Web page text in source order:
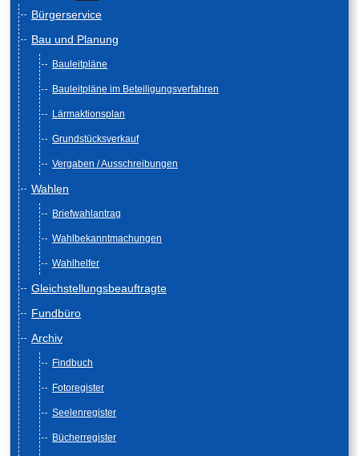
Bürgerservice
Bau und Planung
Bauleitpläne
Bauleitpläne im Beteiligungsverfahren
Lärmaktionsplan
Grundstücksverkauf
Vergaben / Ausschreibungen
Wahlen
Briefwahlantrag
Wahlbekanntmachungen
Wahlhelfer
Gleichstellungsbeauftragte
Fundbüro
Archiv
Findbuch
Fotoregister
Seelenregister
Bücherregister